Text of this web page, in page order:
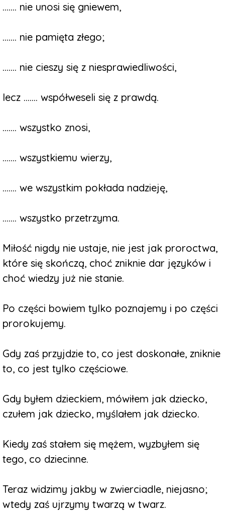
....... nie unosi się gniewem,
....... nie pamięta złego;
....... nie cieszy się z niesprawiedliwości,
lecz ....... współweseli się z prawdą.
....... wszystko znosi,
....... wszystkiemu wierzy,
....... we wszystkim pokłada nadzieję,
....... wszystko przetrzyma.
Miłość nigdy nie ustaje, nie jest jak proroctwa,
które się skończą, choć zniknie dar języków i
choć wiedzy już nie stanie.
Po części bowiem tylko poznajemy i po części
prorokujemy.
Gdy zaś przyjdzie to, co jest doskonałe, zniknie
to, co jest tylko częściowe.
Gdy byłem dzieckiem, mówiłem jak dziecko,
czułem jak dziecko, myślałem jak dziecko.
Kiedy zaś stałem się mężem, wyzbyłem się
tego, co dziecinne.
Teraz widzimy jakby w zwierciadle, niejasno;
wtedy zaś ujrzymy twarzą w twarz.